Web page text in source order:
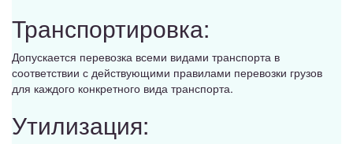
Транспортировка:
Допускается перевозка всеми видами транспорта в
соответствии с действующими правилами перевозки грузов
для каждого конкретного вида транспорта.
Утилизация: